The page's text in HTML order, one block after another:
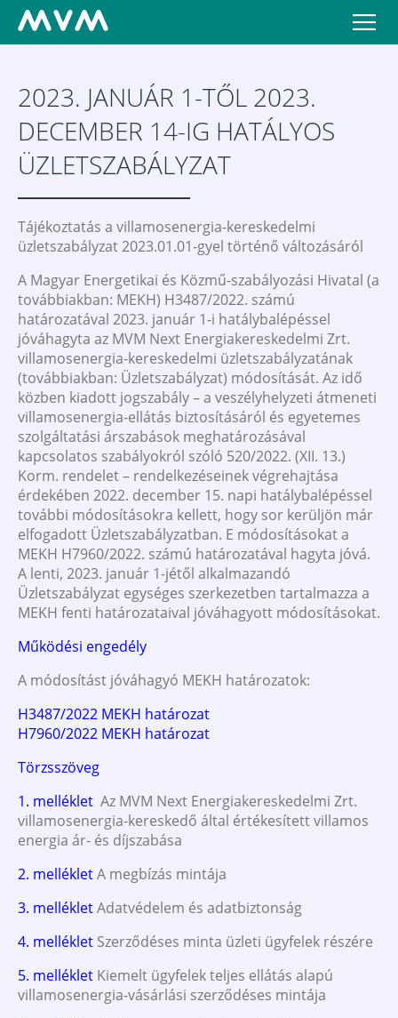
2023. JANUÁR 1-TŐL 2023.
DECEMBER 14-IG HATÁLYOS
ÜZLETSZABÁLYZAT
Tájékoztatás a villamosenergia-kereskedelmi
üzletszabályzat 2023.01.01-gyel történő változásáról
A Magyar Energetikai és Közmű-szabályozási Hivatal (a
továbbiakban: MEKH) H3487/2022. számú
határozatával 2023. január 1-i hatálybalépéssel
jóváhagyta az MVM Next Energiakereskedelmi Zrt.
villamosenergia-kereskedelmi üzletszabályzatának
(továbbiakban: Üzletszabályzat) módosítását. Az idő
közben kiadott jogszabály – a veszélyhelyzeti átmeneti
villamosenergia-ellátás biztosításáról és egyetemes
szolgáltatási árszabások meghatározásával
kapcsolatos szabályokról szóló 520/2022. (XII. 13.)
Korm. rendelet – rendelkezéseinek végrehajtása
érdekében 2022. december 15. napi hatálybalépéssel
további módosításokra kellett, hogy sor kerüljön már
elfogadott Üzletszabályzatban. E módosításokat a
MEKH H7960/2022. számú határozatával hagyta jóvá.
A lenti, 2023. január 1-jétől alkalmazandó
Üzletszabályzat egységes szerkezetben tartalmazza a
MEKH fenti határozataival jóváhagyott módosításokat.
Működési engedély
A módosítást jóváhagyó MEKH határozatok:
H3487/2022 MEKH határozat
H7960/2022 MEKH határozat
Törzsszöveg
1. melléklet Az MVM Next Energiakereskedelmi Zrt.
villamosenergia-kereskedő által értékesített villamos
energia ár- és díjszabása
2. mellékletA megbízás mintája
3. mellékletAdatvédelem és adatbiztonság
4. melléklet Szerződéses minta üzleti ügyfelek részére
5. melléklet Kiemelt ügyfelek teljes ellátás alapú
villamosenergia-vásárlási szerződéses mintája